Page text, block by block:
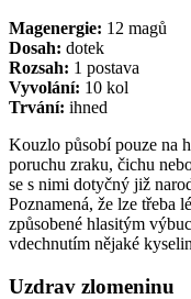
Magenergie: 12 magů
Dosah: dotek
Rozsah: 1 postava
Vyvolání: 10 kol
Trvání: ihned
Kouzlo působí pouze na
poruchu zraku, čichu
se s nimi dotyčný již
Poznamená, že lze třeba
způsobené hlasitým
vdechnutím nějaké
Uzdrav zlomeninu